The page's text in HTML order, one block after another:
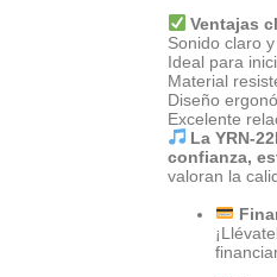
Ventajas
Sonido claro
Ideal para
Material
Diseño
Excelente
La YRN-
confianza,
valoran la